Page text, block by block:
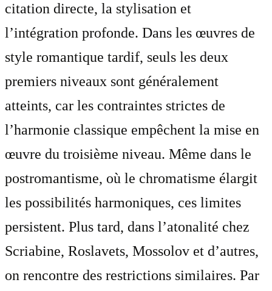
citation directe, la stylisation et
l’intégration profonde. Dans les œuvres de
style romantique tardif, seuls les deux
premiers niveaux sont généralement
atteints, car les contraintes strictes de
l’harmonie classique empêchent la mise en
œuvre du troisième niveau. Même dans le
postromantisme, où le chromatisme élargit
les possibilités harmoniques, ces limites
persistent. Plus tard, dans l’atonalité chez
Scriabine, Roslavets, Mossolov et d’autres,
on rencontre des restrictions similaires. Par